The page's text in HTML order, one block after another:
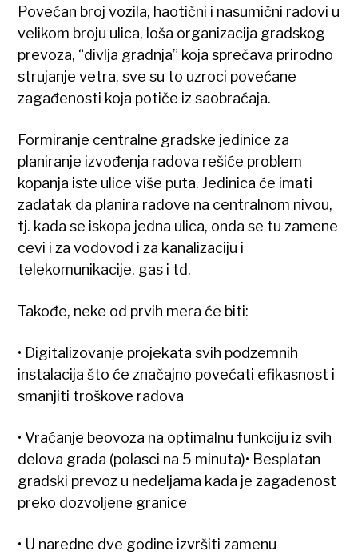
Povećan broj vozila, haotični i nasumični radovi u
velikom broju ulica, loša organizacija gradskog
prevoza, “divlja gradnja” koja sprečava prirodno
strujanje vetra, sve su to uzroci povećane
zagađenosti koja potiče iz saobraćaja.
Formiranje centralne gradske jedinice za
planiranje izvođenja radova rešiće problem
kopanja iste ulice više puta. Jedinica će imati
zadatak da planira radove na centralnom nivou,
tj. kada se iskopa jedna ulica, onda se tu zamene
cevi i za vodovod i za kanalizaciju i
telekomunikacije, gas i td.
Takođe, neke od prvih mera će biti:
• Digitalizovanje projekata svih podzemnih
instalacija što će značajno povećati efikasnost i
smanjiti troškove radova
• Vraćanje beovoza na optimalnu funkciju iz svih
delova grada (polasci na 5 minuta)• Besplatan
gradski prevoz u nedeljama kada je zagađenost
preko dozvoljene granice
• U naredne dve godine izvršiti zamenu